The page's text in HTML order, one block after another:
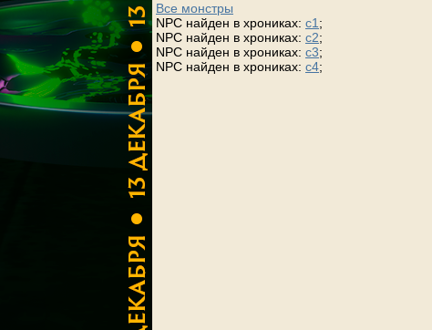
Все монстры
NPC найден в хрониках: c1 ;
NPC найден в хрониках: c2;
NPC найден в хрониках: c3;
NPC найден в хрониках: c4;